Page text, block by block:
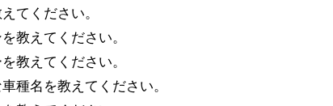
てください。
教えてください。
教えてください。
種名を教えてください。